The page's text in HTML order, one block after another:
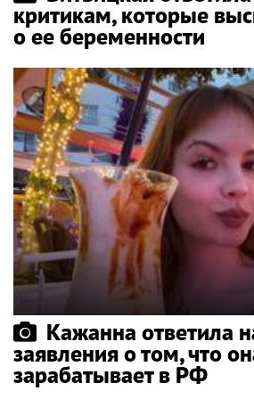
критикам, которые
о ее беременности
Кажанна ответила
заявления о том, что
зарабатывает в РФ